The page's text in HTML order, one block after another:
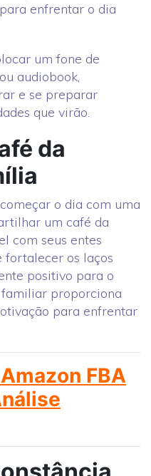
enfrentar o dia
um fone de
audiobook,
e se preparar
que virão.
da
o dia com uma
um café da
com seus entes
fortalecer os laços
positivo para o
familiar proporciona
para enfrentar
FBA